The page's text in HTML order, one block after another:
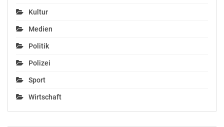
aus der Steirischen
April 6, 2018
In "Medien"
Kultur
Medien
Politik
Polizei
Sport
Wirtschaft